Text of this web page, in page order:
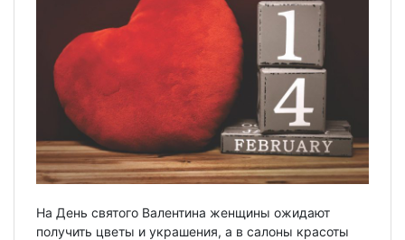
На День святого Валентина женщины ожидают
получить цветы и украшения, а в салоны красоты